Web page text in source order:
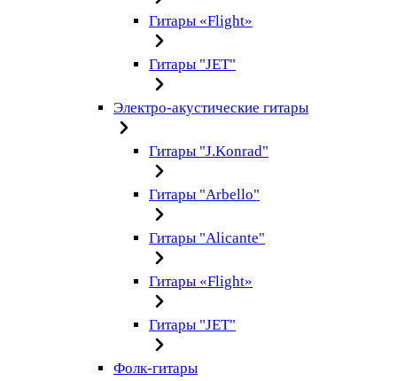
Гитары «Flight»
Гитары "JET"
Электро-акустические гитары
Гитары "J.Konrad"
Гитары "Arbello"
Гитары "Alicante"
Гитары «Flight»
Гитары "JET"
Фолк-гитары